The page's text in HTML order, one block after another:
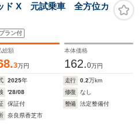
ド X 元試乗車 全方位カ
ラン付
総額
3万円
本体価格
162.0万円
2025年 走行 0.2万km
'28/08 修復
なし
保証付 整備
法定整備付
奈良県香芝市